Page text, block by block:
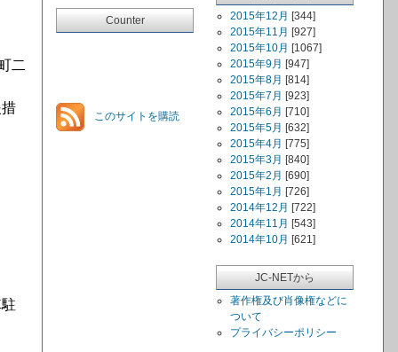
二
Counter
このサイトを購読
2015年12月 [344]
2015年11月 [927]
2015年10月 [1067]
2015年9月 [947]
2015年8月 [814]
2015年7月 [923]
2015年6月 [710]
2015年5月 [632]
2015年4月 [775]
2015年3月 [840]
2015年2月 [690]
2015年1月 [726]
2014年12月 [722]
2014年11月 [543]
2014年10月 [621]
JC-NETから
著作権及び肖像権などに
ついて
プライバシーポリシー